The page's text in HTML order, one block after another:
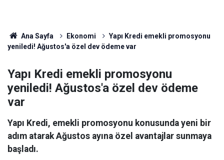
Ana Sayfa Ekonomi
Yapı Kredi emekli promosyonu
yeniledi! Ağustos'a özel dev ödeme var
Yapı Kredi emekli promosyonu
yeniledi! Ağustos'a özel dev ödeme
var
Yapı Kredi, emekli promosyonu konusunda yeni bir
adım atarak Ağustos ayına özel avantajlar sunmaya
başladı.